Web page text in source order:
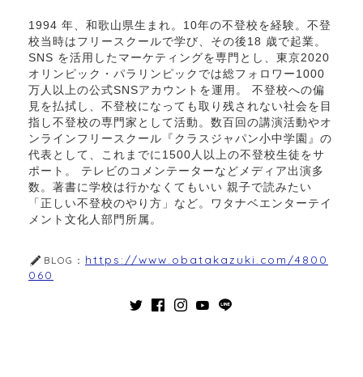
1994 年、和歌山県生まれ。10年の不登校を経験。不登
校当時はフリースクールで学び、その後18 歳で起業。
SNS を活用したマーケティングを専門とし、東京2020
オリンピック・パラリンピックでは総フォロワー1000
万人以上の公式SNSアカウントを運用。 不登校への偏
見を払拭し、不登校になっても取り残されない社会を目
指し不登校の専門家として活動。数百回の講演活動やオ
ンラインフリースクール『クラスジャパン小中学園』の
代表として、これまでに1500人以上の不登校生徒をサ
ポート。 テレビのコメンテーターなどメディア出演多
数。著書に学校は行かなくてもいい 親子で読みたい
「正しい不登校のやり方」など。ワタナベエンターテイ
メント文化人部門所属。
BLOG： https://www.obatakazuki.com/4800
060